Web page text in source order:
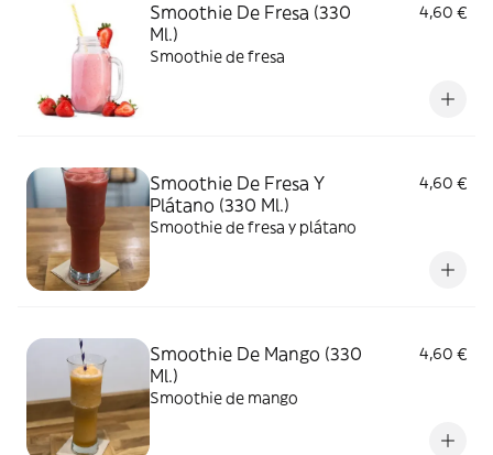
Smoothie De Fresa (330
Ml.)
4,60 €
Smoothie de fresa
Smoothie De Fresa Y
Plátano (330 Ml.)
4,60 €
Smoothie de fresa y plátano
Smoothie De Mango (330
Ml.)
4,60 €
Smoothie de mango